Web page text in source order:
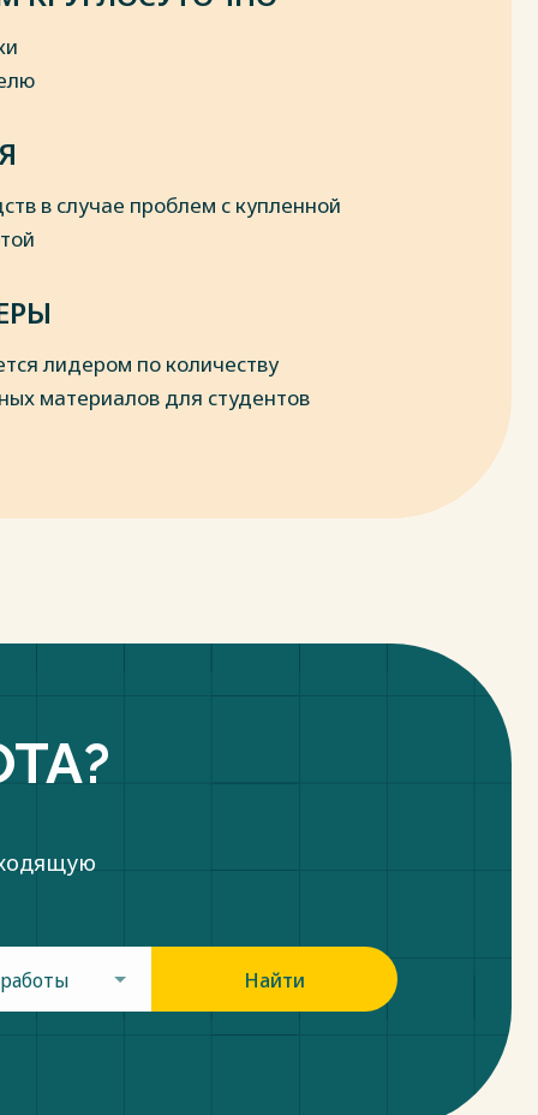
в случае проблем с купленной
лидером по количеству
материалов для студентов
Найти